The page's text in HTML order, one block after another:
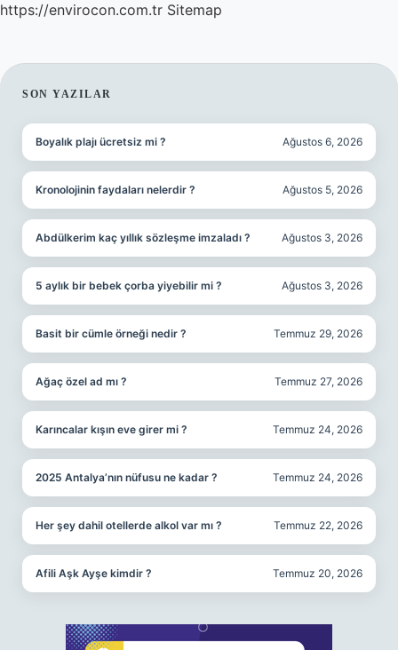
https://envirocon.com.tr Sitemap
SIDEBAR
SON YAZILAR
Boyalık plajı ücretsiz mi ? Ağustos 6, 2026
Kronolojinin faydaları nelerdir ? Ağustos 5, 2026
Abdülkerim kaç yıllık sözleşme imzaladı ? Ağustos 3, 2026
5 aylık bir bebek çorba yiyebilir mi ? Ağustos 3, 2026
Basit bir cümle örneği nedir ? Temmuz 29, 2026
Ağaç özel ad mı ? Temmuz 27, 2026
Karıncalar kışın eve girer mi ? Temmuz 24, 2026
2025 Antalya’nın nüfusu ne kadar ? Temmuz 24, 2026
Her şey dahil otellerde alkol var mı ? Temmuz 22, 2026
Afili Aşk Ayşe kimdir ? Temmuz 20, 2026